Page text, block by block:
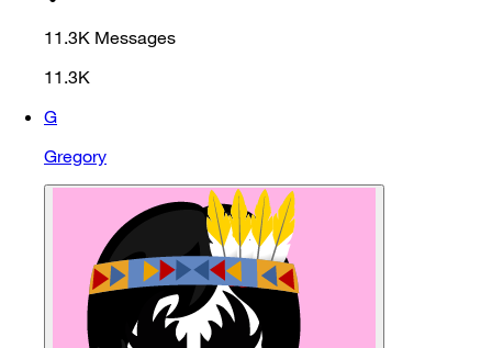
11.3K Messages
11.3K
G
Gregory